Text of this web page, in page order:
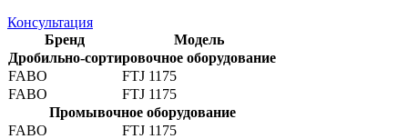
Консультация
Бренд
Модель
Дробильно-сортировочное оборудование
FABO
FTJ 1175
FABO
FTJ 1175
Промывочное оборудование
FABO
FTJ 1175